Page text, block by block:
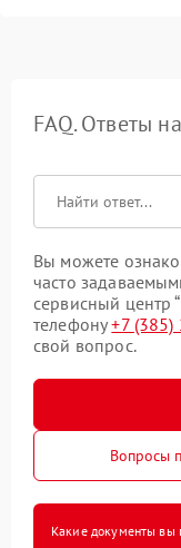
FAQ. Ответы
Вы можете
часто
сервисный центр
телефону+7
свой вопрос.
Вопросы
Какие документы вы